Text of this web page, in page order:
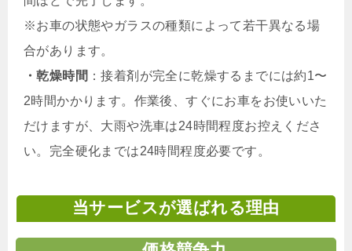
※お車の状態やガラスの種類によって若干異なる場
合があります。
・乾燥時間 ：接着剤が完全に乾燥するまでには約1〜
2時間かかります。作業後、すぐにお車をお使いいた
だけますが、大雨や洗車は24時間程度お控えくださ
い。完全硬化までは24時間程度必要です。
当サービスが選ばれる理由